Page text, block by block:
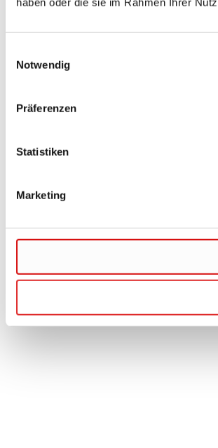
Notwendig
Präferenzen
Statistiken
Marketing